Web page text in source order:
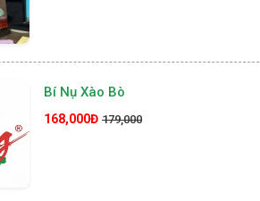
Bí Nụ Xào Bò
168,000Đ 179,000